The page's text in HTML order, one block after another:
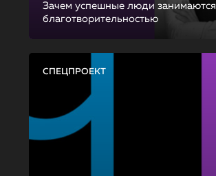
Зачем успешные люди занимаются
благотворительностью
СПЕЦПРОЕКТ